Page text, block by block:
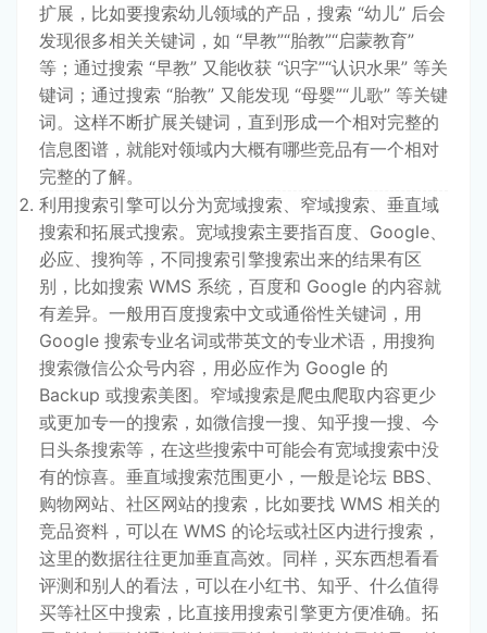
扩展，比如要搜索幼儿领域的产品，搜索 “幼儿” 后会
发现很多相关关键词，如 “早教”“胎教”“启蒙教育”
等；通过搜索 “早教” 又能收获 “识字”“认识水果” 等关
键词；通过搜索 “胎教” 又能发现 “母婴”“儿歌” 等关键
词。这样不断扩展关键词，直到形成一个相对完整的
信息图谱，就能对领域内大概有哪些竞品有一个相对
完整的了解。
利用搜索引擎可以分为宽域搜索、窄域搜索、垂直域
搜索和拓展式搜索。宽域搜索主要指百度、Google、
必应、搜狗等，不同搜索引擎搜索出来的结果有区
别，比如搜索 WMS 系统，百度和 Google 的内容就
有差异。一般用百度搜索中文或通俗性关键词，用
Google 搜索专业名词或带英文的专业术语，用搜狗
搜索微信公众号内容，用必应作为 Google 的
Backup 或搜索美图。窄域搜索是爬虫爬取内容更少
或更加专一的搜索，如微信搜一搜、知乎搜一搜、今
日头条搜索等，在这些搜索中可能会有宽域搜索中没
有的惊喜。垂直域搜索范围更小，一般是论坛 BBS、
购物网站、社区网站的搜索，比如要找 WMS 相关的
竞品资料，可以在 WMS 的论坛或社区内进行搜索，
这里的数据往往更加垂直高效。同样，买东西想看看
评测和别人的看法，可以在小红书、知乎、什么值得
买等社区中搜索，比直接用搜索引擎更方便准确。拓